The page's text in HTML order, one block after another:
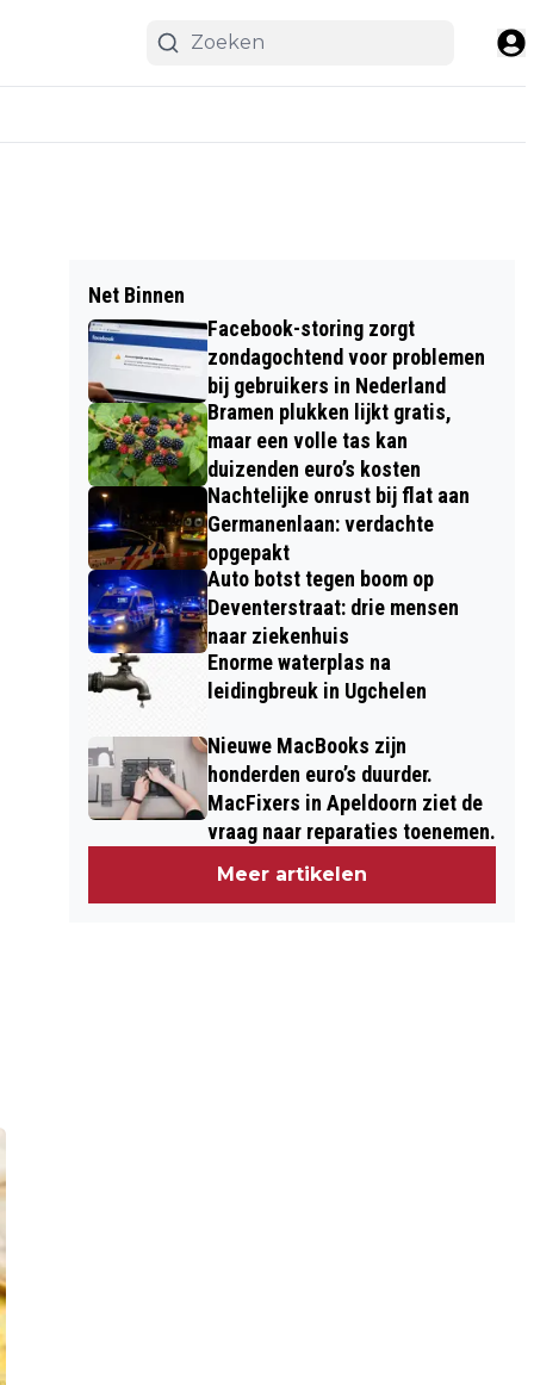
Net Binnen
Facebook-storing zorgt
zondagochtend voor problemen
bij gebruikers in Nederland
Bramen plukken lijkt gratis,
maar een volle tas kan
duizenden euro’s kosten
Nachtelijke onrust bij flat aan
Germanenlaan: verdachte
opgepakt
Auto botst tegen boom op
Deventerstraat: drie mensen
naar ziekenhuis
Enorme waterplas na
leidingbreuk in Ugchelen
Nieuwe MacBooks zijn
honderden euro’s duurder.
MacFixers in Apeldoorn ziet de
vraag naar reparaties toenemen.
Meer artikelen